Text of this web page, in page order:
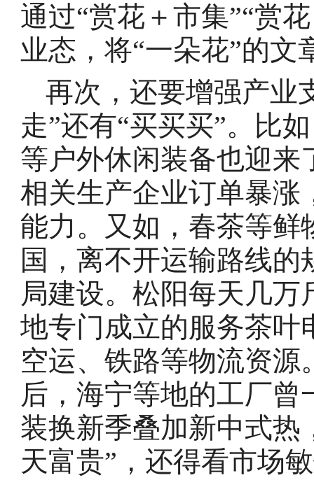
通过“赏花＋市集”“赏
业态，将“一朵花”的
再次，还要增强产业
走”还有“买买买”。比
等户外休闲装备也迎来
相关生产企业订单暴涨
能力。又如，春茶等鲜
国，离不开运输路线
局建设。松阳每天几
地专门成立的服务茶叶
空运、铁路等物流资源
后，海宁等地的工厂
装换新季叠加新中式热
天富贵”，还得看市场